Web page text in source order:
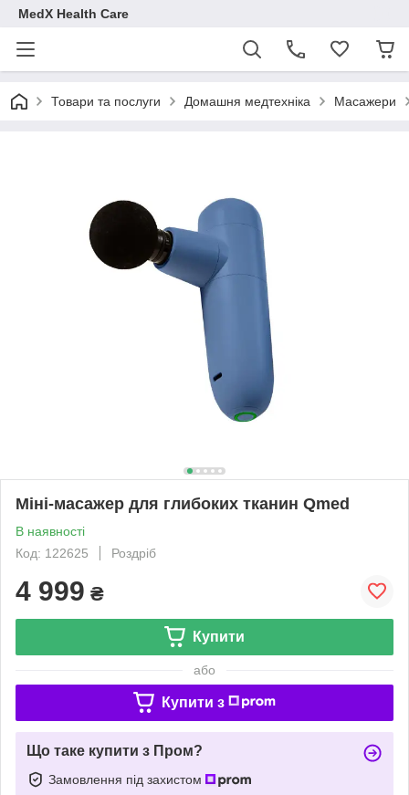
MedX Health Care
Товари та послуги Домашня медтехніка Масажери
Міні-масажер для глибоких тканин Qmed
В наявності
Код: 122625
Роздріб
4 999 ₴
Купити
або
Купити з
Що таке купити з Пром?
Замовлення під захистом